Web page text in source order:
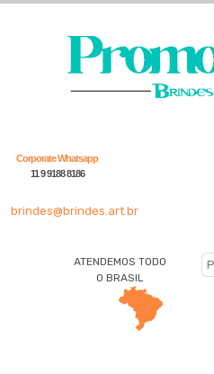
Corporate Whatsapp
11 9 9188 8186
brindes@brindes.art.br
ATENDEMOS TODO
O BRASIL